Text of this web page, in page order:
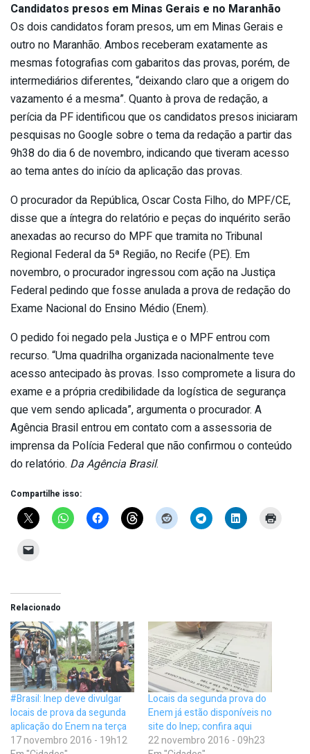
Candidatos presos em Minas Gerais e no Maranhão
Os dois candidatos foram presos, um em Minas Gerais e
outro no Maranhão. Ambos receberam exatamente as
mesmas fotografias com gabaritos das provas, porém, de
intermediários diferentes, “deixando claro que a origem do
vazamento é a mesma”. Quanto à prova de redação, a
perícia da PF identificou que os candidatos presos iniciaram
pesquisas no Google sobre o tema da redação a partir das
9h38 do dia 6 de novembro, indicando que tiveram acesso
ao tema antes do início da aplicação das provas.
O procurador da República, Oscar Costa Filho, do MPF/CE,
disse que a íntegra do relatório e peças do inquérito serão
anexadas ao recurso do MPF que tramita no Tribunal
Regional Federal da 5ª Região, no Recife (PE). Em
novembro, o procurador ingressou com ação na Justiça
Federal pedindo que fosse anulada a prova de redação do
Exame Nacional do Ensino Médio (Enem).
O pedido foi negado pela Justiça e o MPF entrou com
recurso. “Uma quadrilha organizada nacionalmente teve
acesso antecipado às provas. Isso compromete a lisura do
exame e a própria credibilidade da logística de segurança
que vem sendo aplicada”, argumenta o procurador. A
Agência Brasil entrou em contato com a assessoria de
imprensa da Polícia Federal que não confirmou o conteúdo
do relatório. Da Agência Brasil.
Compartilhe isso:
Relacionado
#Brasil: Inep deve divulgar
locais de prova da segunda
aplicação do Enem na terça
17 novembro 2016 - 19h12
Locais da segunda prova do
Enem já estão disponíveis no
site do Inep; confira aqui
22 novembro 2016 - 09h23